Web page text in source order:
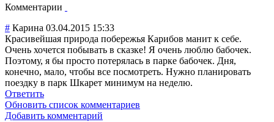
Комментарии
# Карина 03.04.2015 15:33
Красивейшая природа побережья Карибов манит к себе.
Очень хочется побывать в сказке! Я очень люблю бабочек.
Поэтому, я бы просто потерялась в парке бабочек. Дня,
конечно, мало, чтобы все посмотреть. Нужно планировать
поездку в парк Шкарет минимум на неделю.
Ответить
Обновить список комментариев
Добавить комментарий